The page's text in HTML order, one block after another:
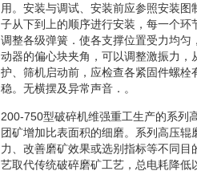
用。安装与调试、安装前应参照安装
子从下到上的顺序进行安装，每一个
调整各级弹簧．使各支撑位置受力均
动器的偏心块夹角，可以调整激振力
护、筛机启动前，应检查各紧固件螺
稳。无横摆及异常声音．。
200-750型破碎机维强重工生产的系列
团矿增加比表面积的细磨。系列高压
力、改善磨矿效果或选别指标等不同
艺取代传统破碎磨矿工艺，总电耗降